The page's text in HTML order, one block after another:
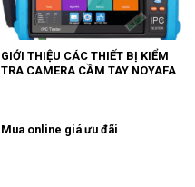
GIỚI THIỆU CÁC THIẾT BỊ KIỂM
TRA CAMERA CẦM TAY NOYAFA
Mua online giá ưu đãi